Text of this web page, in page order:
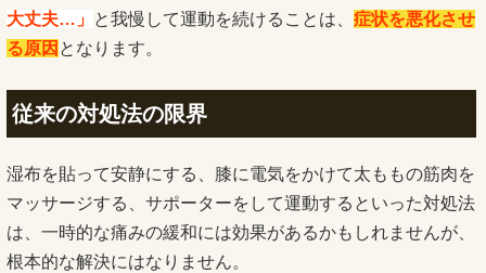
大丈夫…」 と我慢して運動を続けることは、 症状を悪化させ
る原因 となります。
従来の対処法の限界
湿布を貼って安静にする、膝に電気をかけて太ももの筋肉を
マッサージする、サポーターをして運動するといった対処法
は、一時的な痛みの緩和には効果があるかもしれませんが、
根本的な解決にはなりません。